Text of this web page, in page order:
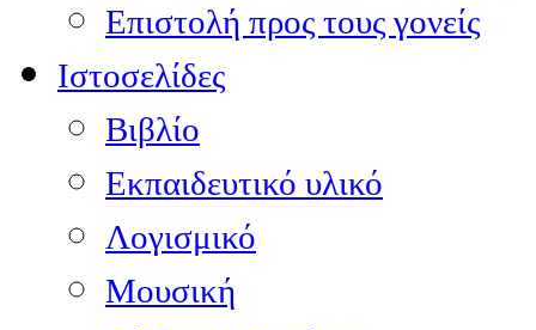
Επιστολή προς τους γονείς
Ιστοσελίδες
Βιβλίο
Εκπαιδευτικό υλικό
Λογισμικό
Μουσική